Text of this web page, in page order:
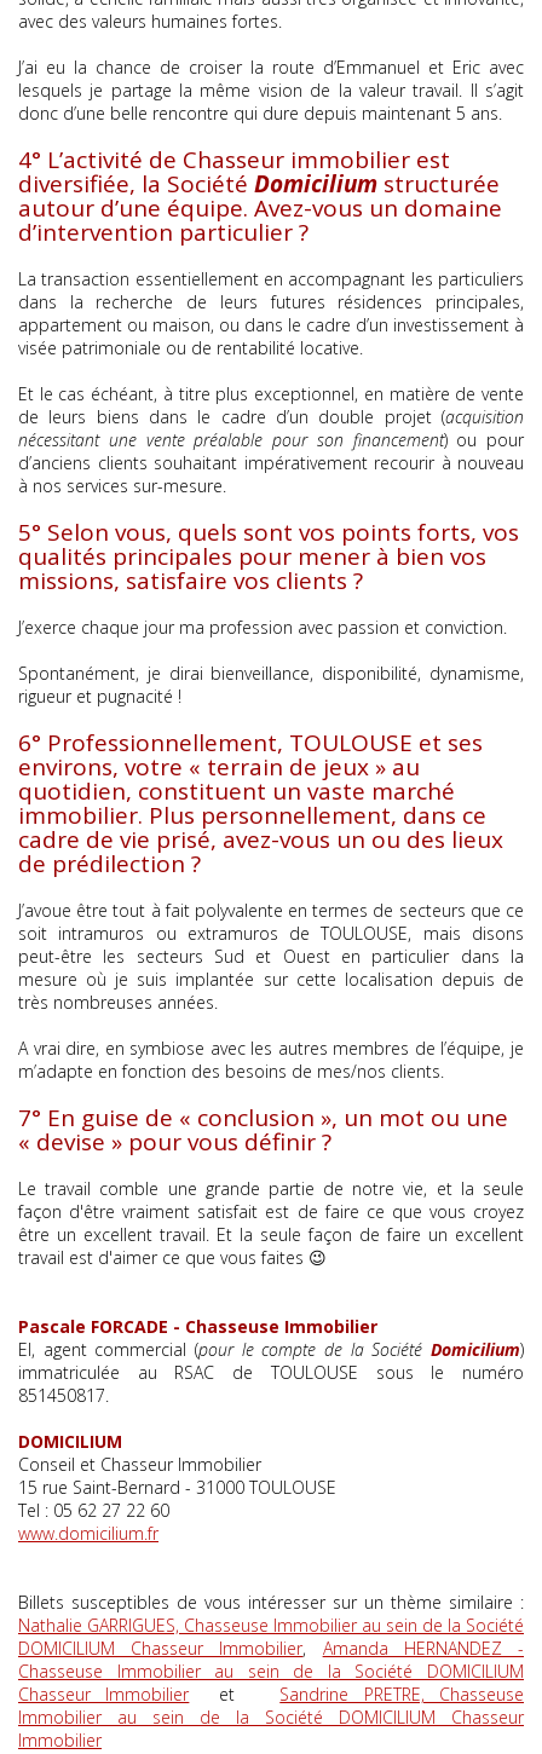
avec des valeurs humaines fortes.
J’ai eu la chance de croiser la route d’Emmanuel et Eric avec
lesquels je partage la même vision de la valeur travail. Il s’agit
donc d’une belle rencontre qui dure depuis maintenant 5 ans.
4° L’activité de Chasseur immobilier est
diversifiée, la Société Domicilium structurée
autour d’une équipe. Avez-vous un domaine
d’intervention particulier ?
La transaction essentiellement en accompagnant les particuliers
dans la recherche de leurs futures résidences principales,
appartement ou maison, ou dans le cadre d’un investissement à
visée patrimoniale ou de rentabilité locative.
Et le cas échéant, à titre plus exceptionnel, en matière de vente
de leurs biens dans le cadre d’un double projet (acquisition
nécessitant une vente préalable pour son financement) ou pour
d’anciens clients souhaitant impérativement recourir à nouveau
à nos services sur-mesure.
5° Selon vous, quels sont vos points forts, vos
qualités principales pour mener à bien vos
missions, satisfaire vos clients ?
J’exerce chaque jour ma profession avec passion et conviction.
Spontanément, je dirai bienveillance, disponibilité, dynamisme,
rigueur et pugnacité !
6° Professionnellement, TOULOUSE et ses
environs, votre « terrain de jeux » au
quotidien, constituent un vaste marché
immobilier. Plus personnellement, dans ce
cadre de vie prisé, avez-vous un ou des lieux
de prédilection ?
J’avoue être tout à fait polyvalente en termes de secteurs que ce
soit intramuros ou extramuros de TOULOUSE, mais disons
peut-être les secteurs Sud et Ouest en particulier dans la
mesure où je suis implantée sur cette localisation depuis de
très nombreuses années.
A vrai dire, en symbiose avec les autres membres de l’équipe, je
m’adapte en fonction des besoins de mes/nos clients.
7° En guise de « conclusion », un mot ou une
« devise » pour vous définir ?
Le travail comble une grande partie de notre vie, et la seule
façon d'être vraiment satisfait est de faire ce que vous croyez
être un excellent travail. Et la seule façon de faire un excellent
travail est d'aimer ce que vous faites 😉
Pascale FORCADE - Chasseuse Immobilier
EI, agent commercial (pour le compte de la Société Domicilium)
immatriculée au RSAC de TOULOUSE sous le numéro
851450817.
DOMICILIUM
Conseil et Chasseur Immobilier
15 rue Saint-Bernard - 31000 TOULOUSE
Tel : 05 62 27 22 60
www.domicilium.fr
Billets susceptibles de vous intéresser sur un thème similaire :
Nathalie GARRIGUES, Chasseuse Immobilier au sein de la Société
DOMICILIUM Chasseur Immobilier, Amanda HERNANDEZ -
Chasseuse Immobilier au sein de la Société DOMICILIUM
Chasseur Immobilieret Sandrine PRETRE, Chasseuse
Immobilier au sein de la Société DOMICILIUM Chasseur
Immobilier